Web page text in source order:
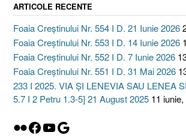
ARTICOLE RECENTE
Foaia Creștinului Nr. 554 I D. 21 Iunie 2026
Foaia Creștinului Nr. 553 I D. 14 Iunie 2026
Foaia Creștinului Nr. 552 I D. 7 Iunie 2026
Foaia Creștinului Nr. 551 I D. 31 Mai 2026
233 I 2025. VIA ȘI LENEVIA SAU LENEA
5.7 I 2 Petru 1.3-5] 21 August 2025 11
Flickr
Facebook
YouTube
Google